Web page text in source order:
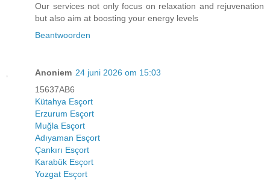
Our services not only focus on relaxation and rejuvenation
but also aim at boosting your energy levels
Beantwoorden
Anoniem 24 juni 2026 om 15:03
15637AB6
Kütahya Esçort
Erzurum Esçort
Muğla Esçort
Adıyaman Esçort
Çankırı Esçort
Karabük Esçort
Yozgat Esçort